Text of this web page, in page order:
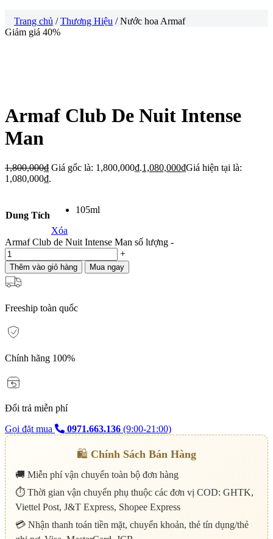
Trang chủ /Thương Hiệu / Nước hoa Armaf
Giảm giá 40%
Armaf Club De Nuit Intense
Man
1,800,000₫ Giá gốc là: 1,800,000₫.1,080,000₫Giá hiện tại là:
1,080,000₫.
Dung Tích
105ml
Xóa
Armaf Club de Nuit Intense Man số lượng -
+
Thêm vào giỏ hàng Mua ngay
Freeship toàn quốc
Chính hãng 100%
Đổi trả miễn phí
Gọi đặt mua
0971.663.136 (9:00-21:00)
🛍️ Chính Sách Bán Hàng
🚚 Miễn phí vận chuyển toàn bộ đơn hàng
⏱️ Thời gian vận chuyển phụ thuộc các đơn vị COD: GHTK,
Viettel Post, J&T Express, Shopee Express
💳 Nhận thanh toán tiền mặt, chuyển khoản, thẻ tín dụng/thẻ